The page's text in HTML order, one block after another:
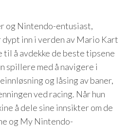
og Nintendo-entusiast,
inn i verden av Mario Kart
til å avdekke de beste tipsene
spillere med å navigere i
og låsing av baner,
ved racing. Når hun
å dele sine innsikter om de
og My Nintendo-